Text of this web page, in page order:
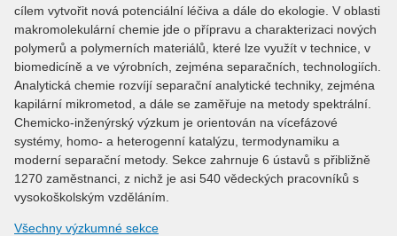
cílem vytvořit nová potenciální léčiva a dále do ekologie. V oblasti
makromolekulární chemie jde o přípravu a charakterizaci nových
polymerů a polymerních materiálů, které lze využít v technice, v
biomedicíně a ve výrobních, zejména separačních, technologiích.
Analytická chemie rozvíjí separační analytické techniky, zejména
kapilární mikrometod, a dále se zaměřuje na metody spektrální.
Chemicko-inženýrský výzkum je orientován na vícefázové
systémy, homo- a heterogenní katalýzu, termodynamiku a
moderní separační metody. Sekce zahrnuje 6 ústavů s přibližně
1270 zaměstnanci, z nichž je asi 540 vědeckých pracovníků s
vysokoškolským vzděláním.
Všechny výzkumné sekce